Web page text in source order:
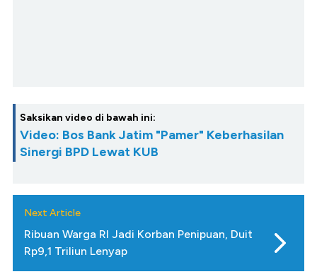
Saksikan video di bawah ini:
Video: Bos Bank Jatim "Pamer" Keberhasilan
Sinergi BPD Lewat KUB
Next Article
Ribuan Warga RI Jadi Korban Penipuan, Duit
Rp9,1 Triliun Lenyap